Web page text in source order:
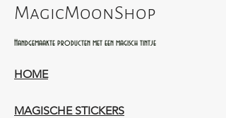
MagicMoonShop
Handgemaakte producten met een magisch tintje
HOME
MAGISCHE STICKERS